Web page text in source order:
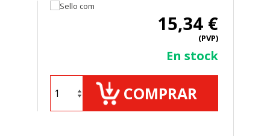
15,34 €
(PVP)
En stock
COMPRAR